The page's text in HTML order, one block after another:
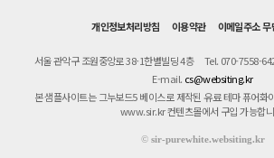
개인정보처리방침 이용약관 이메일주소
서울 관악구 조원중앙로 38-1한별빌딩 4층 Tel. 070-7558-
E-mail. cs@websiting.kr
본 샘플사이트는 그누보드5 베이스로 제작된 유료 테마 퓨어화
www.sir.kr 컨텐츠몰에서 구입 가능합
© sir-purewhite.websiting.kr